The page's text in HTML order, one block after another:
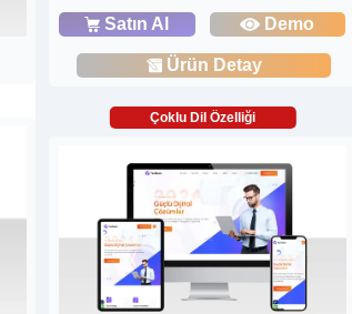
Satın Al Demo
Ürün Detay
Çoklu Dil Özelliği